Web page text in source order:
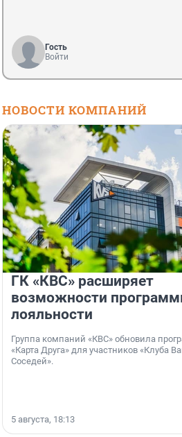
Гость
Войти
НОВОСТИ КОМПАНИЙ
ГК «КВС» расширяет
возможности
лояльности
Группа компаний «КВС» обновила
«Карта Друга» для участников «Клуба
Соседей».
5 августа, 18:13